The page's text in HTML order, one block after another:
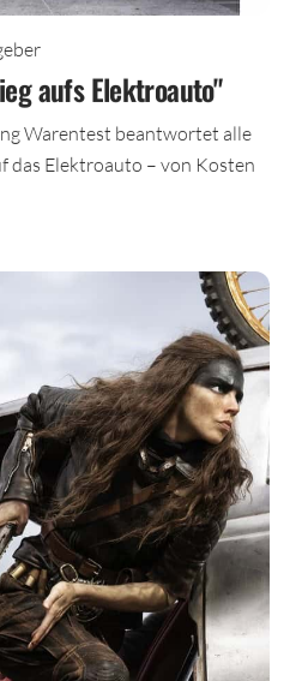
aufs Elektroauto"
Warentest beantwortet alle
das Elektroauto – von Kosten